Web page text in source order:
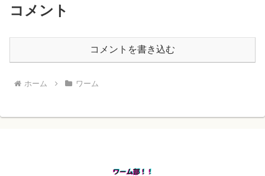
コメント
コメントを書き込む
ホーム ワーム